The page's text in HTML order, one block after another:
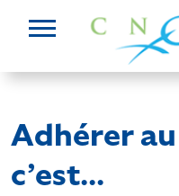
Adhérer
c’est...